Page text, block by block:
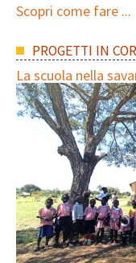
Scopri come fare ...
PROGETTI IN
La scuola nella